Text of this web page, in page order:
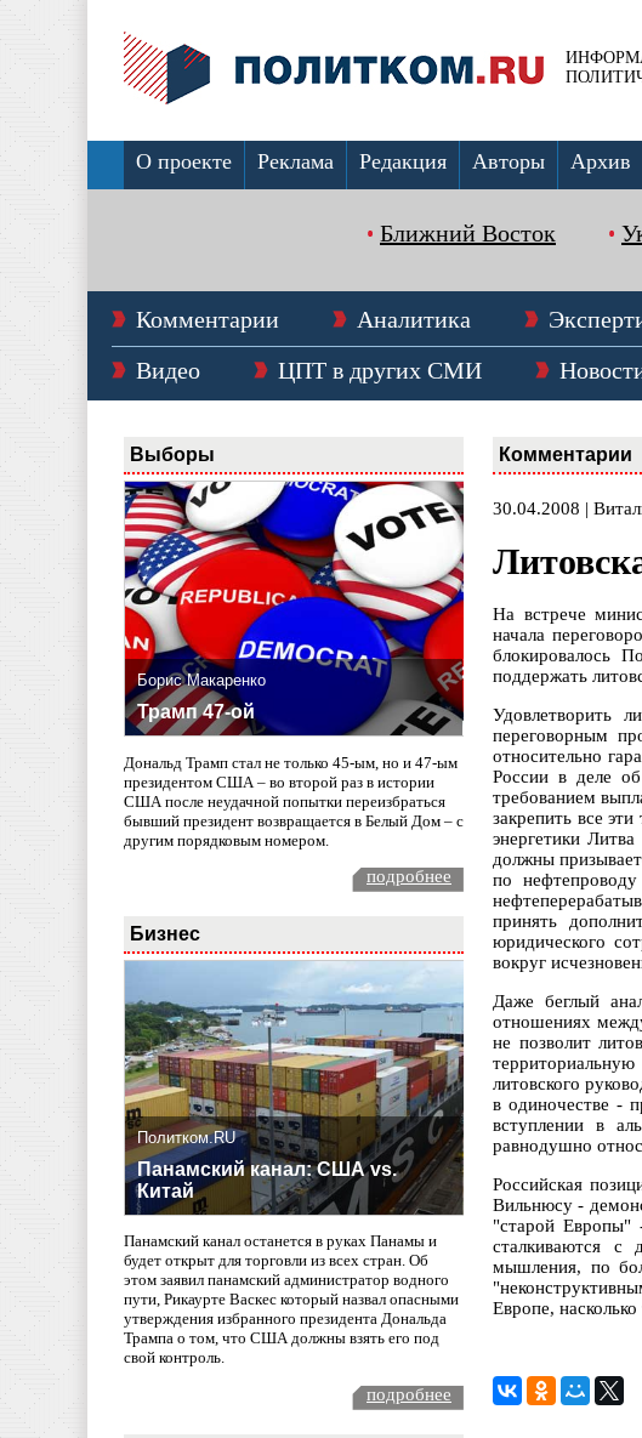
О проекте Реклама Редакция Авторы Архив
Ближний Восток
Комментарии Аналитика
Видео
ЦПТ в других СМИ
Выборы
Борис Макаренко
Трамп 47-ой
Дональд Трамп стал не только 45-ым, но и 47-ым
президентом США – во второй раз в истории
США после неудачной попытки переизбраться
бывший президент возвращается в Белый Дом – с
другим порядковым номером.
подробнее
Бизнес
Политком.RU
Панамский канал: США vs.
Китай
Панамский канал останется в руках Панамы и
будет открыт для торговли из всех стран. Об
этом заявил панамский администратор водного
пути, Рикаурте Васкес который назвал опасными
утверждения избранного президента Дональда
Трампа о том, что США должны взять его под
свой контроль.
подробнее
Комментарии
30.04.2008 |
На встрече
начала
блокировалось
поддержать
Удовлетворить
переговорным
относительно
России в деле
требованием
закрепить все
энергетики
должны
по
принять
юридического
вокруг
Даже беглый
отношениях
не позволит
литовского
в одиночестве -
вступлении в
равнодушно
Российская
Вильнюсу -
"старой Европы"
сталкиваются с
мышления, по
Европе,